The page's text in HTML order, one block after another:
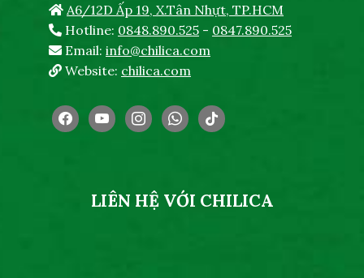
A6/12D Ấp 19, X.Tân Nhựt, TP.HCM
Hotline: 0848.890.525 - 0847.890.525
Email: info@chilica.com
Website: chilica.com
facebookyoutubeinstagramwhatsapp
tiktok
LIÊN HỆ VỚI CHILICA